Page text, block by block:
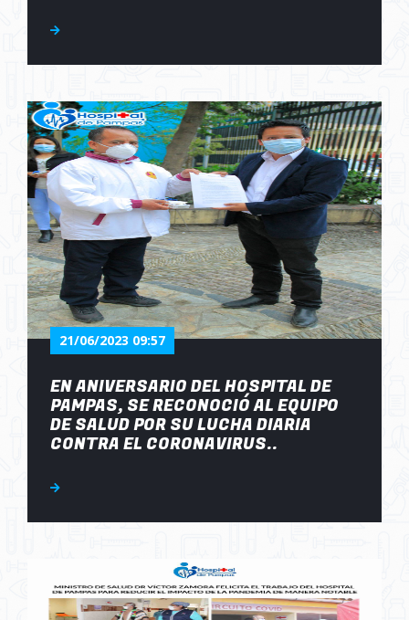
21/06/2023 09:57
EN ANIVERSARIO DEL HOSPITAL DE
PAMPAS, SE RECONOCIÓ AL EQUIPO
DE SALUD POR SU LUCHA DIARIA
CONTRA EL CORONAVIRUS..